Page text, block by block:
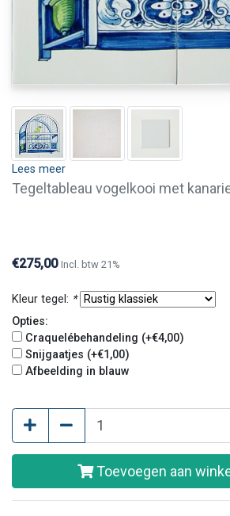
Lees meer
Tegeltableau vogelkooi met
€275,00 Incl. btw 21%
Kleur tegel: *
Opties:
Craquelébehandeling (+€4,00)
Snijgaatjes (+€1,00)
Afbeelding in blauw
Toevoegen aan